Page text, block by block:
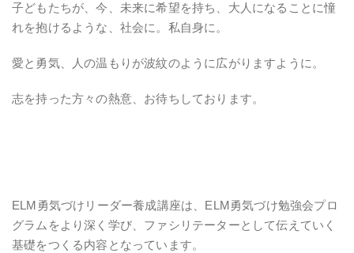
子どもたちが、今、未来に希望を持ち、大人になることに憧
れを抱けるような、社会に。私自身に。
愛と勇気、人の温もりが波紋のように広がりますように。
志を持った方々の熱意、お待ちしております。
ELM勇気づけリーダー養成講座は、ELM勇気づけ勉強会プロ
グラムをより深く学び、ファシリテーターとして伝えていく
基礎をつくる内容となっています。